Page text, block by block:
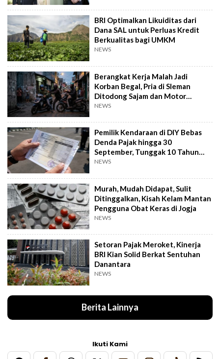
BRI Optimalkan Likuiditas dari
Dana SAL untuk Perluas Kredit
Berkualitas bagi UMKM
NEWS
Berangkat Kerja Malah Jadi
Korban Begal, Pria di Sleman
Ditodong Sajam dan Motor
Digasak
NEWS
Pemilik Kendaraan di DIY Bebas
Denda Pajak hingga 30
September, Tunggak 10 Tahun
Cukup Bayar 5 Tahun
NEWS
Murah, Mudah Didapat, Sulit
Ditinggalkan, Kisah Kelam Mantan
Pengguna Obat Keras di Jogja
NEWS
Setoran Pajak Meroket, Kinerja
BRI Kian Solid Berkat Sentuhan
Danantara
NEWS
Berita Lainnya
Ikuti Kami